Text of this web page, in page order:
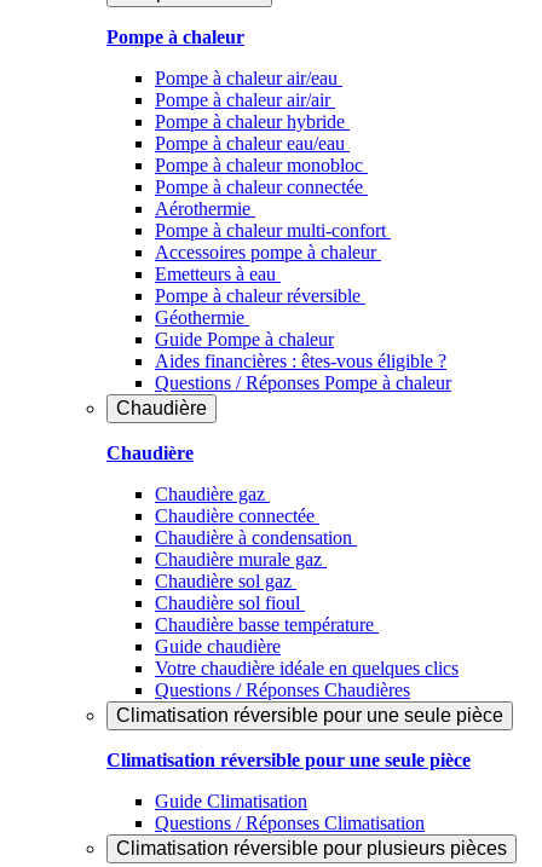
Pompe à chaleur
Pompe à chaleur air/eau
Pompe à chaleur air/air
Pompe à chaleur hybride
Pompe à chaleur​ eau/eau
Pompe à chaleur monobloc
Pompe à chaleur connectée
Aérothermie
Pompe à chaleur multi-confort
Accessoires pompe à chaleur
Emetteurs à eau
Pompe à chaleur réversible
Géothermie
Guide Pompe à chaleur
Aides financières : êtes-vous éligible ?
Questions / Réponses Pompe à chaleur
Chaudière
Chaudière
Chaudière gaz
Chaudière connectée
Chaudière à condensation
Chaudière murale gaz
Chaudière sol gaz
Chaudière sol fioul
Chaudière basse température
Guide chaudière
Votre chaudière idéale en quelques clics
Questions / Réponses Chaudières
Climatisation réversible pour une seule pièce
Climatisation réversible pour une seule pièce
Guide Climatisation
Questions / Réponses Climatisation
Climatisation réversible pour plusieurs pièces